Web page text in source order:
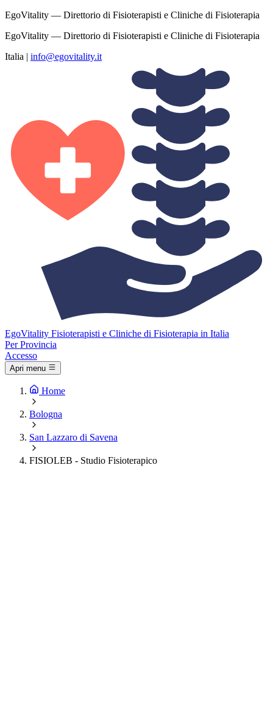
EgoVitality — Direttorio di Fisioterapisti e Cliniche di Fisioterapia
EgoVitality — Direttorio di Fisioterapisti e Cliniche di Fisioterapia
Italia | info@egovitality.it
EgoVitality Fisioterapisti e Cliniche di Fisioterapia in Italia
Per Provincia
Accesso
Apri menu
Home
Bologna
San Lazzaro di Savena
FISIOLEB - Studio Fisioterapico